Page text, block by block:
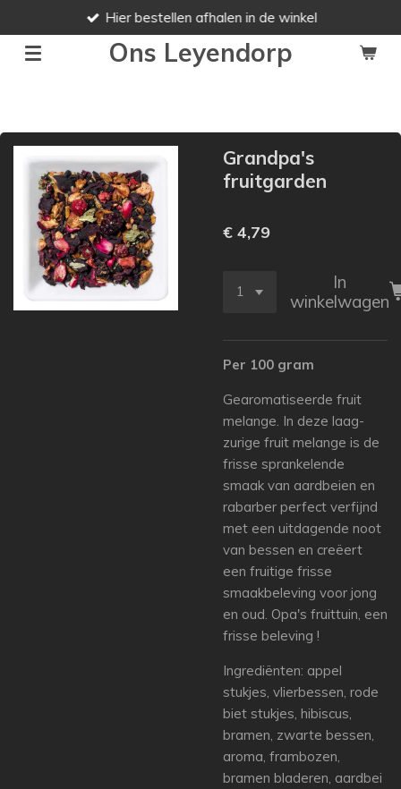
direct
naar
Ons Leyendorp
Hier bestellen afhalen in de winkel
Grandpa's
fruitgarden
€ 4,79
In
winkelwagen
Per 100 gram
Gearomatiseerde fruit
melange. In deze laag-
zurige fruit melange is de
frisse sprankelende
smaak van aardbeien en
rabarber perfect verfijnd
met een uitdagende noot
van bessen en creëert
een fruitige frisse
smaakbeleving voor jong
en oud. Opa's fruittuin, een
frisse beleving !
Ingrediënten: appel
stukjes, vlierbessen, rode
biet stukjes, hibiscus,
bramen, zwarte bessen,
aroma, frambozen,
bramen bladeren, aardbei